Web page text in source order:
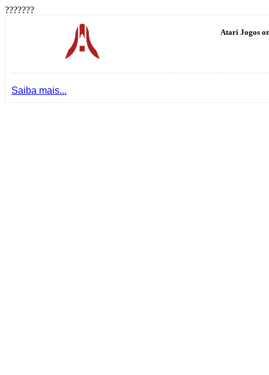
???????
Atari Jogos
Saiba mais...